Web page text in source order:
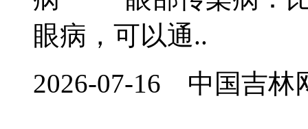
眼病，可以通..
2026-07-16 中国吉